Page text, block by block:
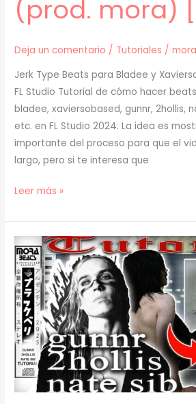
(prod. mora)
Deja un comentario / Tutoriales /
Jerk Type Beats para Bladee y
FL Studio Tutorial de cómo hacer
bladee, xaviersobased, gunnr, 2hollis,
etc. en FL Studio 2024. La idea es
importante del proceso para que el
largo, pero si te interesa que
[
]
Cómo
Hacer
BEATS
de
JERK
para
BLADEE
y
XAVIERSOBASED
(prod.
Leer más »